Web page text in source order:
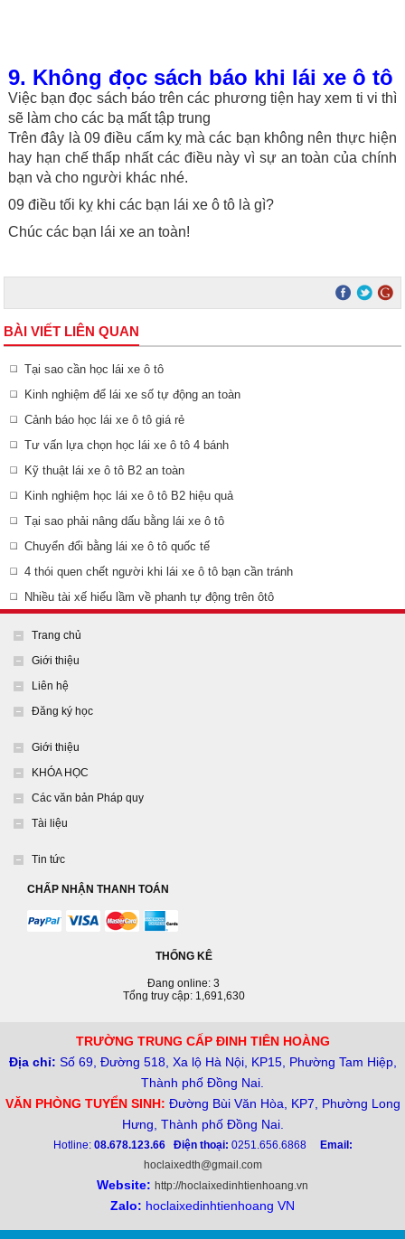
9. Không đọc sách báo khi lái xe ô tô
Việc bạn đọc sách báo trên các phương tiện hay xem ti vi thì
sẽ làm cho các bạ mất tập trung
Trên đây là 09 điều cấm kỵ mà các bạn không nên thực hiện
hay hạn chế thấp nhất các điều này vì sự an toàn của chính
bạn và cho người khác nhé.
09 điều tối kỵ khi các bạn lái xe ô tô là gì?
Chúc các bạn lái xe an toàn!
BÀI VIẾT LIÊN QUAN
Tại sao cần học lái xe ô tô
Kinh nghiệm để lái xe số tự động an toàn
Cảnh báo học lái xe ô tô giá rẻ
Tư vấn lựa chọn học lái xe ô tô 4 bánh
Kỹ thuật lái xe ô tô B2 an toàn
Kinh nghiệm học lái xe ô tô B2 hiệu quả
Tại sao phải nâng dấu bằng lái xe ô tô
Chuyển đổi bằng lái xe ô tô quốc tế
4 thói quen chết người khi lái xe ô tô bạn cần tránh
Nhiều tài xế hiểu lầm về phanh tự động trên ôtô
Trang chủ
Giới thiệu
Liên hệ
Đăng ký học
Giới thiệu
KHÓA HỌC
Các văn bản Pháp quy
Tài liệu
Tin tức
CHẤP NHẬN THANH TOÁN
THỐNG KÊ
Đang online: 3
Tổng truy cập: 1,691,630
TRƯỜNG TRUNG CẤP ĐINH TIÊN HOÀNG
Địa chỉ: Số 69, Đường 518, Xa lộ Hà Nội, KP15, Phường Tam Hiệp,
Thành phố Đồng Nai.
VĂN PHÒNG TUYỂN SINH: Đường Bùi Văn Hòa, KP7, Phường Long
Hưng, Thành phố Đồng Nai.
Hotline: 08.678.123.66Điện thoại: 0251.656.6868
Email:
hoclaixedth@gmail.com
Website: http://hoclaixedinhtienhoang.vn
Zalo: hoclaixedinhtienhoang VN